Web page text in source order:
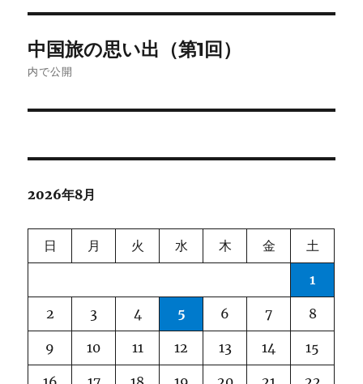
稿
ゲ
ー
シ
ョ
ン
中国旅の思い出（第1回）
内で公開
2026年8月
日 月 火 水 木 金 土
1
2 3 4 5 6 7 8
9 10 11 12 13 14 15